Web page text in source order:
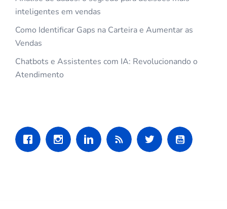
inteligentes em vendas
Como Identificar Gaps na Carteira e Aumentar as
Vendas
Chatbots e Assistentes com IA: Revolucionando o
Atendimento